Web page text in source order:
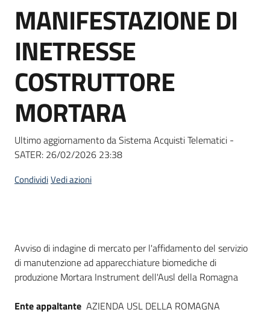
Bandi
e
Supporto
Piattaforme
telematiche
English
site
Salta al contenuto
MANIFESTAZIONE DI
INETRESSE
COSTRUTTORE
MORTARA
Ultimo aggiornamento da Sistema Acquisti Telematici -
SATER: 26/02/2026 23:38
CondividiVedi azioni
Dati del bando
Avviso di indagine di mercato per l'affidamento del servizio
di manutenzione ad apparecchiature biomediche di
produzione Mortara Instrument dell'Ausl della Romagna
Ente appaltante AZIENDA USL DELLA ROMAGNA